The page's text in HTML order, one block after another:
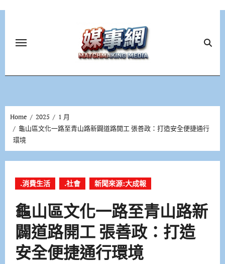
Home 2025
1 月
龜山區文化一路至青山路新闢道路開工 張善政：打造安全便捷通行
環境
.消費生活 .社會 新聞來源:大成報
龜山區文化一路至青山路新
闢道路開工 張善政：打造
安全便捷通行環境